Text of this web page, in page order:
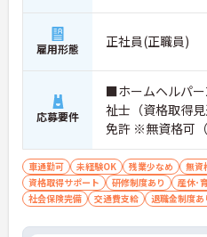
雇用形態 正社員(正職員)
応募要件
■ホームヘルパ
祉士（資格取得見込みも
免許 ※無資格可
車通勤可 未経験OK 残業少なめ 無資
資格取得サポート
研修制度あり
産休･
社会保険完備
交通費支給 退職金制度あ